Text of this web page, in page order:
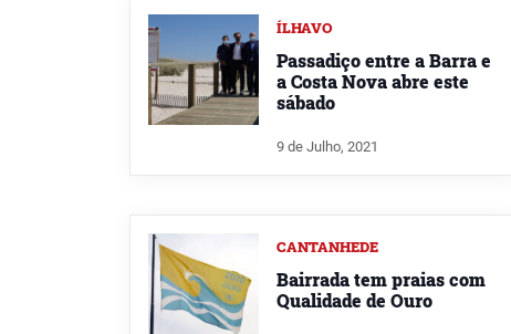
ÍLHAVO
Passadiço entre a Barra e
a Costa Nova abre este
sábado
9 de Julho, 2021
CANTANHEDE
Bairrada tem praias com
Qualidade de Ouro